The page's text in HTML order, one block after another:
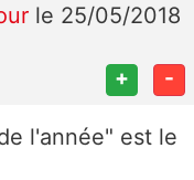
le 25/05/2018
+ -
l'année" est le